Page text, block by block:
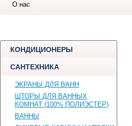
О нас
КОНДИЦИОНЕРЫ
САНТЕХНИКА
ЭКРАНЫ ДЛЯ ВАНН
ШТОРЫ ДЛЯ ВАННЫХ
КОМНАТ (100% ПОЛИЭСТЕР)
ВАННЫ